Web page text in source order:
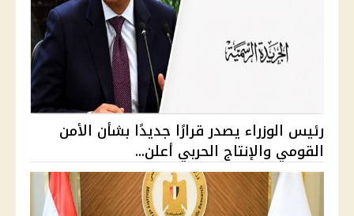
رئيس الوزراء يصدر قرارًا جديدًا بشأن الأمن
القومي والإنتاج الحربي أعلن...